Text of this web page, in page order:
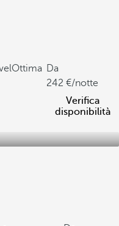
Ottima Da
242
/notte
Verifica
disponibilità